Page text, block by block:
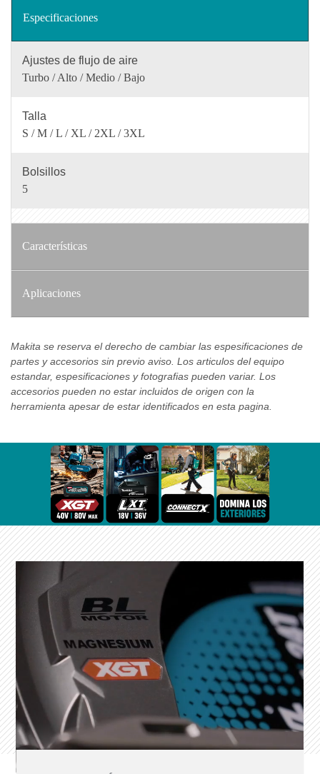
Especificaciones
Ajustes de flujo de aire
Turbo / Alto / Medio / Bajo
Talla
S / M / L / XL / 2XL / 3XL
Bolsillos
5
Características
Aplicaciones
Makita se reserva el derecho de cambiar las espesificaciones de
partes y accesorios sin previo aviso. Los articulos del equipo
estandar, espesificaciones y fotografias pueden variar. Los
accesorios pueden no estar incluidos de origen con la
herramienta apesar de estar identificados en esta pagina.